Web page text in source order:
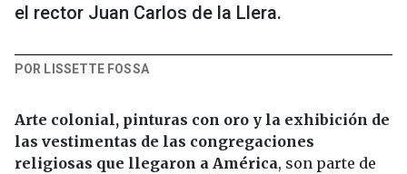
el rector Juan Carlos de la Llera.
POR LISSETTE FOSSA
Arte colonial, pinturas con oro y la exhibición de
las vestimentas de las congregaciones
religiosas que llegaron a América, son parte de